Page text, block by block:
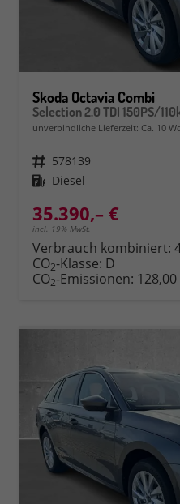
Skoda Octavia Combi
Selection 2.0 TDI 150PS/
unverbindliche Lieferzeit: Ca. 10
Fahrzeugnr. 578139
Kraftstoff Diesel
35.390,– €
incl. 19% MwSt.
Verbrauch kombiniert:
CO2-Klasse: D
CO2-Emissionen: